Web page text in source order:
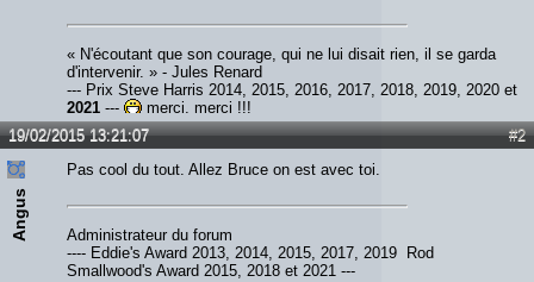
« N'écoutant que son courage, qui ne lui disait rien, il se garda
d'intervenir. » - Jules Renard
--- Prix Steve Harris 2014, 2015, 2016, 2017, 2018, 2019, 2020 et
2021 ---
merci, merci !!!
#2
19/02/2015 13:21:07
Angus
Pas cool du tout. Allez Bruce on est avec toi.
Administrateur du forum
---- Eddie's Award 2013, 2014, 2015, 2017, 2019 Rod
Smallwood's Award 2015, 2018 et 2021 ---